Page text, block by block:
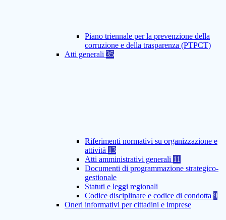
Piano triennale per la prevenzione della
corruzione e della trasparenza (PTPCT)
Atti generali 35
Riferimenti normativi su organizzazione e
attività 13
Atti amministrativi generali 11
Documenti di programmazione strategico-
gestionale
Statuti e leggi regionali
Codice disciplinare e codice di condotta 9
Oneri informativi per cittadini e imprese